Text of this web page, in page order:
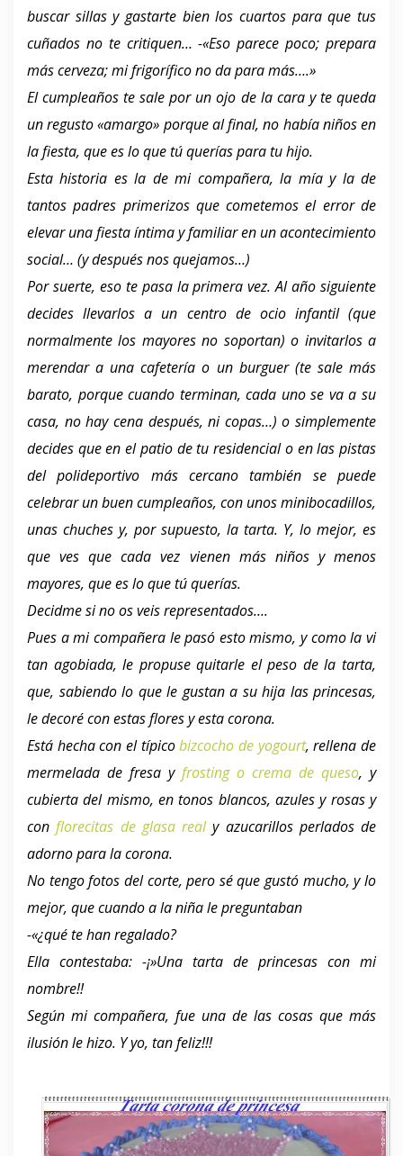
buscar sillas y gastarte bien los cuartos para que tus
cuñados no te critiquen… -«Eso parece poco; prepara
más cerveza; mi frigorífico no da para más….»
El cumpleaños te sale por un ojo de la cara y te queda
un regusto «amargo» porque al final, no había niños en
la fiesta, que es lo que tú querías para tu hijo.
Esta historia es la de mi compañera, la mía y la de
tantos padres primerizos que cometemos el error de
elevar una fiesta íntima y familiar en un acontecimiento
social… (y después nos quejamos…)
Por suerte, eso te pasa la primera vez. Al año siguiente
decides llevarlos a un centro de ocio infantil (que
normalmente los mayores no soportan) o invitarlos a
merendar a una cafetería o un burguer (te sale más
barato, porque cuando terminan, cada uno se va a su
casa, no hay cena después, ni copas…) o simplemente
decides que en el patio de tu residencial o en las pistas
del polideportivo más cercano también se puede
celebrar un buen cumpleaños, con unos minibocadillos,
unas chuches y, por supuesto, la tarta. Y, lo mejor, es
que ves que cada vez vienen más niños y menos
mayores, que es lo que tú querías.
Decidme si no os veis representados….
Pues a mi compañera le pasó esto mismo, y como la vi
tan agobiada, le propuse quitarle el peso de la tarta,
que, sabiendo lo que le gustan a su hija las princesas,
le decoré con estas flores y esta corona.
Está hecha con el típicobizcocho de yogourt, rellena de
mermelada de fresa y frosting o crema de queso, y
cubierta del mismo, en tonos blancos, azules y rosas y
conflorecitas de glasa realy azucarillos perlados de
adorno para la corona.
No tengo fotos del corte, pero sé que gustó mucho, y lo
mejor, que cuando a la niña le preguntaban
-«¿qué te han regalado?
Ella contestaba: -¡»Una tarta de princesas con mi
nombre!!
Según mi compañera, fue una de las cosas que más
ilusión le hizo. Y yo, tan feliz!!!